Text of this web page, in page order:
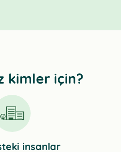
kimler için?
insanlar